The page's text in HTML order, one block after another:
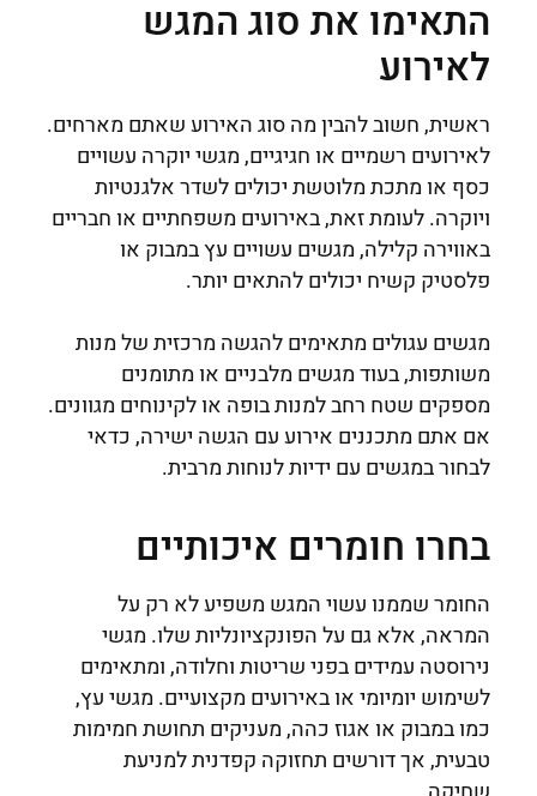
התאימו את סוג המגש
לאירוע
ראשית, חשוב להבין מה סוג האירוע שאתם מארחים.
לאירועים רשמיים או חגיגיים, מגשי יוקרה עשויים
כסף או מתכת מלוטשת יכולים לשדר אלגנטיות
ויוקרה. לעומת זאת, באירועים משפחתיים או חבריים
באווירה קלילה, מגשים עשויים עץ במבוק או
פלסטיק קשיח יכולים להתאים יותר.
מגשים עגולים מתאימים להגשה מרכזית של מנות
משותפות, בעוד מגשים מלבניים או מתומנים
מספקים שטח רחב למנות בופה או לקינוחים מגוונים.
אם אתם מתכננים אירוע עם הגשה ישירה, כדאי
לבחור במגשים עם ידיות לנוחות מרבית.
בחרו חומרים איכותיים
החומר שממנו עשוי המגש משפיע לא רק על
המראה, אלא גם על הפונקציונליות שלו. מגשי
נירוסטה עמידים בפני שריטות וחלודה, ומתאימים
לשימוש יומיומי או באירועים מקצועיים. מגשי עץ,
כמו במבוק או אגוז כהה, מעניקים תחושת חמימות
טבעית, אך דורשים תחזוקה קפדנית למניעת